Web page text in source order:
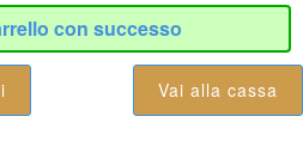
con successo
Vai alla cassa